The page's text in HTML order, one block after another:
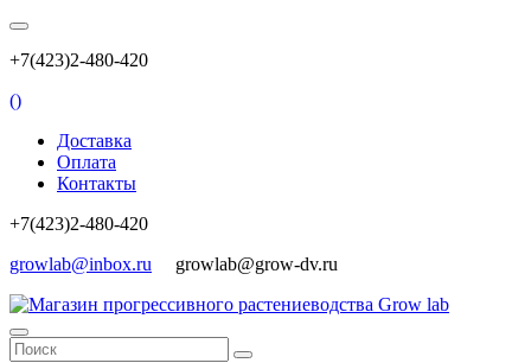
+7(423)2-480-420
()
Доставка
Оплата
Контакты
+7(423)2-480-420
growlab@inbox.ru growlab@grow-dv.ru